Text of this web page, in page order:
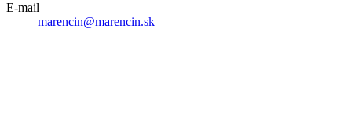
E-mail
marencin@marencin.sk